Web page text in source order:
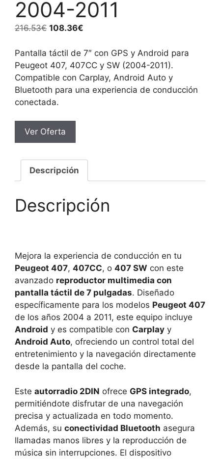
2004-2011
216.53€ El
original
era:
216.53€.
108.36€
actual
es:
108.36€.
Pantalla táctil de 7″ con GPS y Android para
Peugeot 407, 407CC y SW (2004-2011).
Compatible con Carplay, Android Auto y
Bluetooth para una experiencia de conducción
conectada.
Ver Oferta
Descripción
Descripción
Mejora la experiencia de conducción en tu
Peugeot 407, 407CC, o 407 SW con este
avanzado reproductor multimedia con
pantalla táctil de 7 pulgadas. Diseñado
específicamente para los modelos Peugeot 407
de los años 2004 a 2011, este equipo incluye
Android y es compatible con Carplay y
Android Auto, ofreciendo un control total del
entretenimiento y la navegación directamente
desde la pantalla del coche.
Este autorradio 2DIN ofrece GPS integrado,
permitiéndote disfrutar de una navegación
precisa y actualizada en todo momento.
Además, su conectividad Bluetooth asegura
llamadas manos libres y la reproducción de
música sin interrupciones. El dispositivo